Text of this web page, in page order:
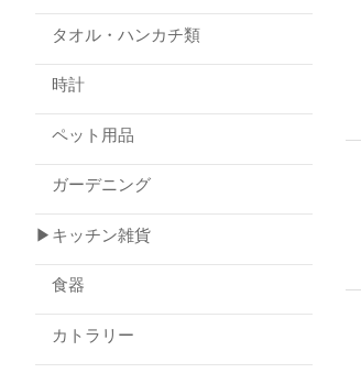
タオル・ハンカチ類
時計
ペット用品
ガーデニング
▶キッチン雑貨
食器
カトラリー